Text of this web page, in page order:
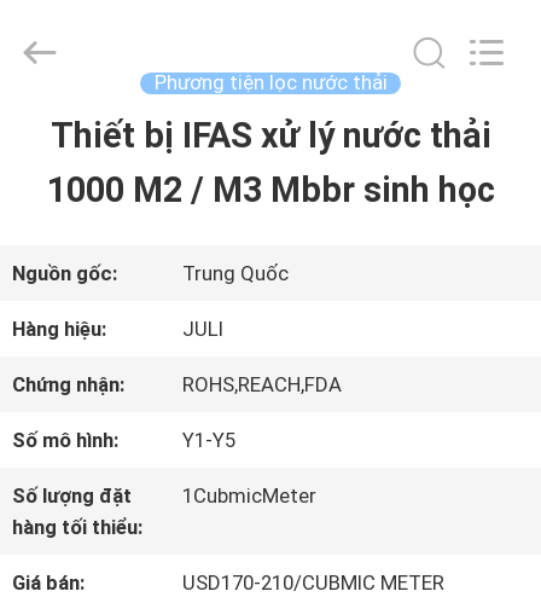
NHÀ
PHẨM
VỀ
CHÚNG
TÔI
CHUYẾN
Tongxiang
Reserved.
Phương tiện lọc nước thải
Thiết bị IFAS xử lý nước thải
1000 M2 / M3 Mbbr sinh học
Nguồn gốc: Trung Quốc
Hàng hiệu: JULI
Chứng nhận: ROHS,REACH,FDA
Số mô hình: Y1-Y5
Số lượng đặt
hàng tối thiểu:
1CubmicMeter
Giá bán: USD170-210/CUBMIC METER